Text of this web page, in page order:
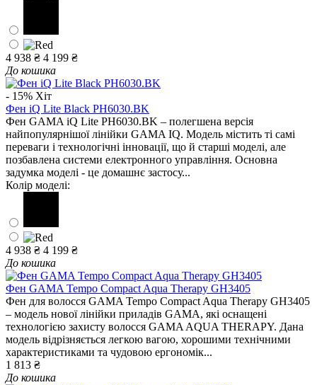
4 938 ₴ 4 199 ₴
До кошика
- 15% Хіт
Фен iQ Lite Black PH6030.BK
Фен GAMA iQ Lite PH6030.BK – полегшена версія
найпопулярнішої лінійки GAMA IQ. Модель містить ті самі
переваги і технологічні інновації, що й старші моделі, але
позбавлена ​​системи електронного управління. Основна
задумка моделі - це домашнє застосу...
Колір моделі:
4 938 ₴ 4 199 ₴
До кошика
Фен GAMA Tempo Compact Aqua Therapy GH3405
Фен для волосся GAMA Tempo Compact Aqua Therapy GH3405
– модель нової лінійки приладів GAMA, які оснащені
технологією захисту волосся GAMA AQUA THERAPY. Дана
модель відрізняється легкою вагою, хорошими технічними
характеристиками та чудовою ергономік...
1 813 ₴
До кошика